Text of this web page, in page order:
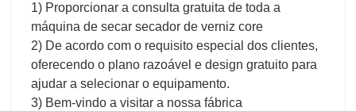
1) Proporcionar a consulta gratuita de toda a
máquina de secar secador de verniz core
2) De acordo com o requisito especial dos clientes,
oferecendo o plano razoável e design gratuito para
ajudar a selecionar o equipamento.
3) Bem-vindo a visitar a nossa fábrica